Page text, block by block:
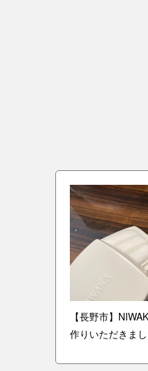
【長野市】
作りいただきま